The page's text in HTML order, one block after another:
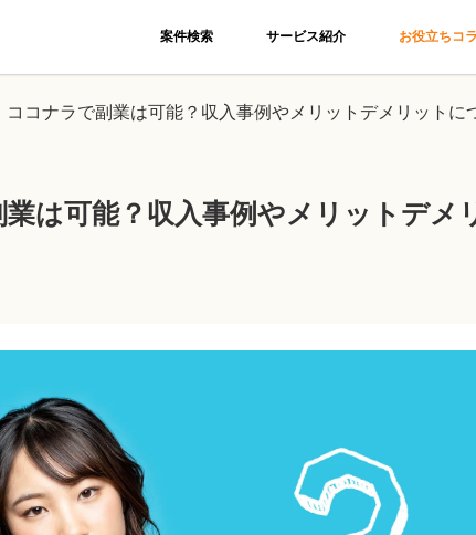
案件検索 サービス紹介 お役立ちコ
ココナラで副業は可能？収入事例やメリットデメリットに
業は可能？収入事例やメリットデメ